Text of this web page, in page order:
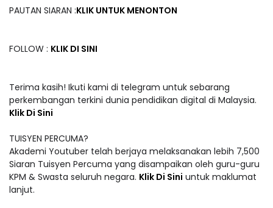
PAUTAN SIARAN :KLIK UNTUK MENONTON
FOLLOW : KLIK DI SINI
Terima kasih! Ikuti kami di telegram untuk sebarang
perkembangan terkini dunia pendidikan digital di Malaysia.
Klik Di Sini
TUISYEN PERCUMA?
Akademi Youtuber telah berjaya melaksanakan lebih 7,500
Siaran Tuisyen Percuma yang disampaikan oleh guru-guru
KPM & Swasta seluruh negara. Klik Di Sini untuk maklumat
lanjut.